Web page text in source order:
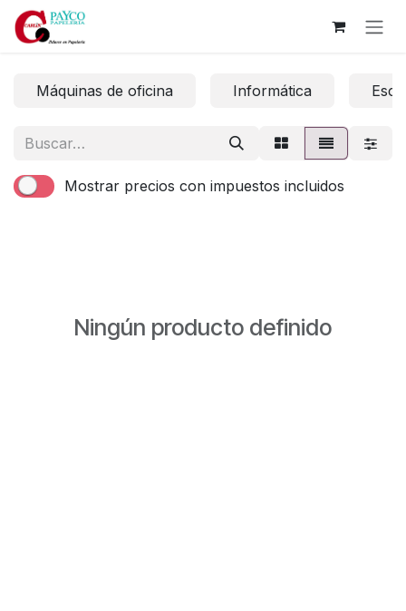
Ir al contenido
Máquinas de oficina Informática
Mostrar precios con impuestos incluidos
Ningún producto definido